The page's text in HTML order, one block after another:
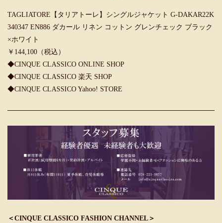
TAGLIATORE【タリアトーレ】シングルジャケット G-DAKAR22K
340347 EN886 ダカール リネン コットン グレンチェック ブラック
×ホワイト
￥144,100（税込）
◆CINQUE CLASSICO ONLINE SHOP
◆CINQUE CLASSICO 楽天 SHOP
◆CINQUE CLASSICO Yahoo! STORE
＜CINQUE CLASSICO FASHION CHANNEL＞